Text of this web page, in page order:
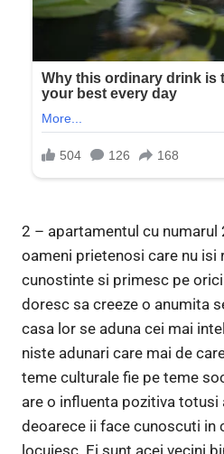
2 – apartamentul cu numarul
oameni prietenosi care nu isi
cunostinte si primesc pe
doresc sa creeze o anumita
casa lor se aduna cei mai
niste adunari care mai de
teme culturale fie pe teme
are o influenta pozitiva
deoarece ii face cunoscuti in
locuiesc. Ei sunt acei vecini